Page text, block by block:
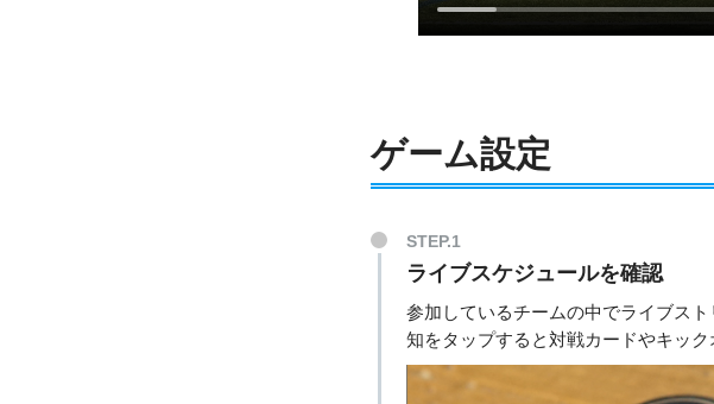
ゲーム設定
STEP.1
ライブスケジュールを確認
参加しているチームの中でライブス
知をタップすると対戦カードやキッ